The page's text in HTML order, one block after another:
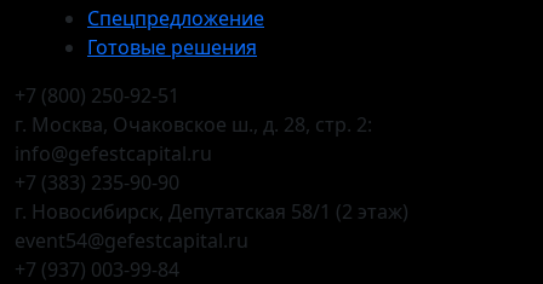
Спецпредложение
Готовые решения
+7 (800) 250-92-51
г. Москва, Очаковское ш., д. 28, стр. 2:
info@gefestcapital.ru
+7 (383) 235-90-90
г. Новосибирск, Депутатская 58/1 (2 этаж)
event54@gefestcapital.ru
+7 (937) 003-99-84